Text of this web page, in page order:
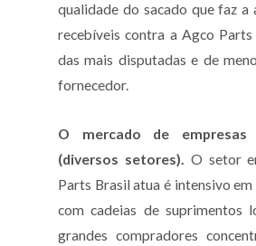
qualidade do sacado que faz a
recebíveis contra a Agco
das mais disputadas e de
fornecedor.
O mercado de empresas
(diversos setores). O setor
Parts Brasil atua é intensivo
com cadeias de suprimentos
grandes compradores